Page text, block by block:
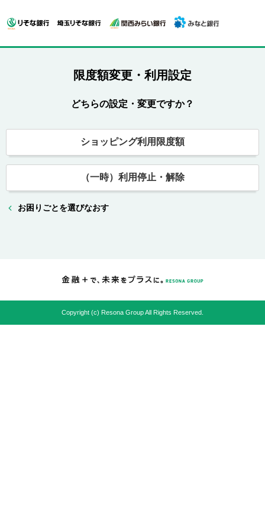
限度額変更・利用設定
どちらの設定・変更ですか？
ショッピング利用限度額
（一時）利用停止・解除
お困りごとを選びなおす
Copyright (c) Resona Group All Rights Reserved.